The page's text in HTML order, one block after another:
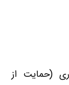
(حمایت از